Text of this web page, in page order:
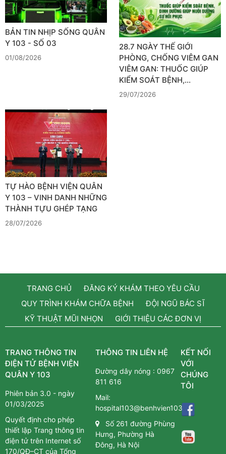
BẢN TIN NHỊP SỐNG QUÂN
Y 103 - SỐ 03
01/08/2026
28.7 NGÀY THẾ GIỚI
PHÒNG, CHỐNG VIÊM GAN
VIÊM GAN: THUỐC GIÚP
KIỂM SOÁT BỆNH,…
29/07/2026
TỰ HÀO BỆNH VIỆN QUÂN
Y 103 – VINH DANH NHỮNG
THÀNH TỰU GHÉP TẠNG
28/07/2026
TRANG CHỦ
ĐĂNG KÝ KHÁM THEO YÊU CẦU
QUY TRÌNH KHÁM CHỮA BỆNH
ĐỘI NGŨ BÁC SĨ
KỸ THUẬT MŨI NHỌN
GIỚI THIỆU CÁC ĐƠN VỊ
TRANG THÔNG TIN
ĐIỆN TỬ BỆNH VIỆN
QUÂN Y 103
Phiên bản 3.0 - ngày
01/03/2025
Quyết định cho phép
thiết lập Trang thông tin
điện tử trên Internet số
170/QĐ–CT của Tổng
THÔNG TIN LIÊN HỆ
Đường dây nóng :0967
811 616
Mail:
hospital103@benhvien103.vn
Số 261 đường Phùng
Hưng, Phường Hà
Đông, Hà Nội
KẾT NỐI
VỚI
CHÚNG
TÔI